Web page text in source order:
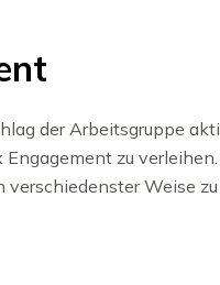
der Arbeitsgruppe
zu
Weise